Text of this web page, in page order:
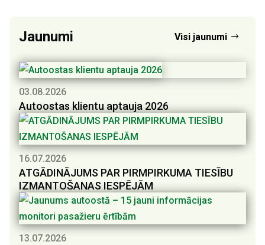
Jaunumi Visi jaunumi
Autoostas klientu aptauja 2026
03.08.2026
ATGĀDINĀJUMS PAR PIRMPIRKUMA TIESĪBU
IZMANTOŠANAS IESPĒJĀM
16.07.2026
13.07.2026